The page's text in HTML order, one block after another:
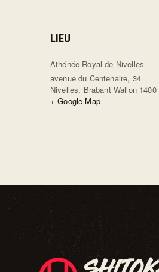
LIEU
Athénée Royal de Nivelles
avenue du Centenaire, 34
Nivelles, Brabant Wallon 1400
+ Google Map